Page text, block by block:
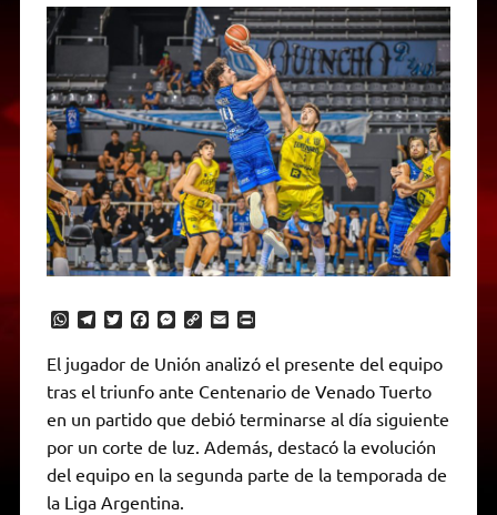
W
a
t
s
p
p
T
e
g
a
m
T
t
t
e
r
F
c
e
b
o
k
M
s
s
e
g
e
r
C
y
L
n
k
E
a
i
l
P
i
n
t
r
i
e
n
El jugador de Unión analizó el presente del equipo
tras el triunfo ante Centenario de Venado Tuerto
en un partido que debió terminarse al día siguiente
por un corte de luz. Además, destacó la evolución
del equipo en la segunda parte de la temporada de
la Liga Argentina.